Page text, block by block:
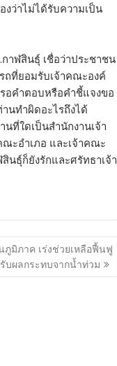
ว่าไม่ได้รับความเป็น
าฬสินธุ์ เชื่อว่าประชาชน
ถที่ยอมรับเจ้าคณะองค์
อคำตอบหรือคำชี้แจงขอ
นทำผิดอะไรถึงได้
ที่ใดเป็นสำนักงานเจ้า
ะอำเภอ และเจ้าคณะ
ธุ์ก็ยังรักและศรัทธาเจ้า
มิภาค เร่งช่วยเหลือฟื้นฟู
บผลกระทบจากน้ำท่วม